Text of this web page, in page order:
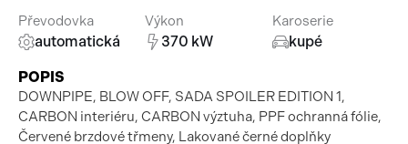
Převodovka
automatická
Výkon
370 kW
Karoserie
kupé
POPIS
DOWNPIPE, BLOW OFF, SADA SPOILER EDITION 1,
CARBON interiéru, CARBON výztuha, PPF ochranná fólie,
Červené brzdové třmeny, Lakované černé doplňky